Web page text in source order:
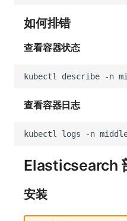
如何排错
查看容器状态
kubectl describe -n
查看容器日志
kubectl logs -n
Elasticsearch
安装